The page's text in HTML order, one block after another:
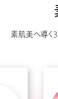
素肌美へ導く3